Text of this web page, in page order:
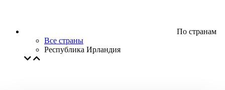
По странам
Все страны
Республика Ирландия